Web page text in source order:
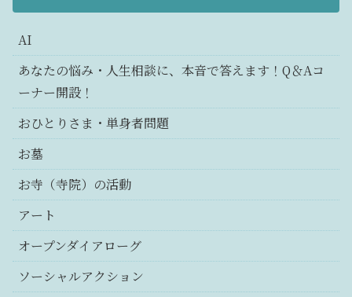
AI
あなたの悩み・人生相談に、本音で答えます！Q＆Aコ
ーナー開設！
おひとりさま・単身者問題
お墓
お寺（寺院）の活動
アート
オープンダイアローグ
ソーシャルアクション